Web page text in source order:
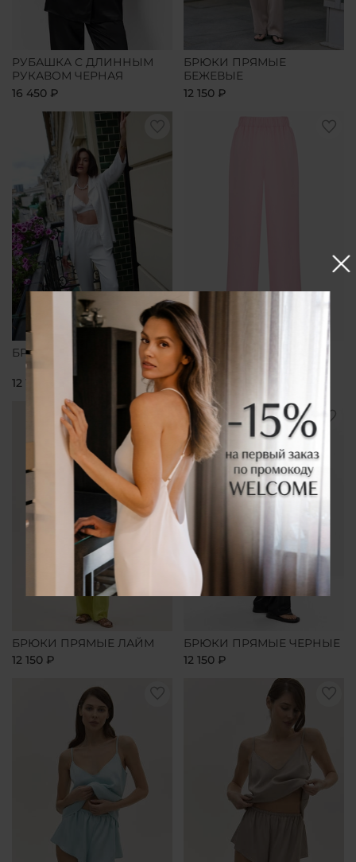
РУБАШКА С ДЛИННЫМ
РУКАВОМ ЧЕРНАЯ
16 450 ₽
БРЮКИ ПРЯМЫЕ
БЕЖЕВЫЕ
12 150 ₽
БРЮКИ ПРЯМЫЕ БЕЛЫЕ
12 150 ₽
БРЮКИ ПРЯМЫЕ
РОЗОВЫЕ
12 150 ₽
БРЮКИ ПРЯМЫЕ ЛАЙМ
12 150 ₽
БРЮКИ ПРЯМЫЕ ЧЕРНЫЕ
12 150 ₽